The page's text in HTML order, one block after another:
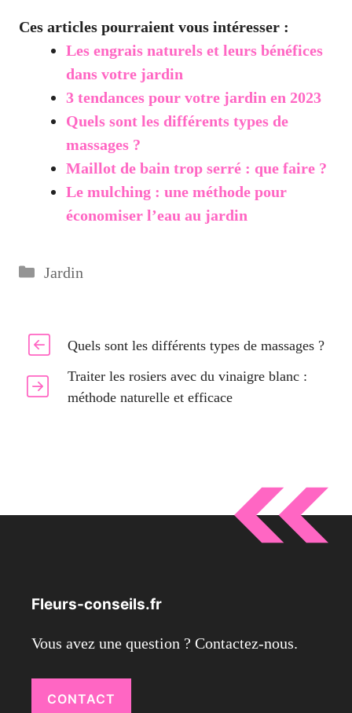
Ces articles pourraient vous intéresser :
Les engrais naturels et leurs bénéfices
dans votre jardin
3 tendances pour votre jardin en 2023
Quels sont les différents types de
massages ?
Maillot de bain trop serré : que faire ?
Le mulching : une méthode pour
économiser l’eau au jardin
Catégories
Jardin
Quels sont les différents types de massages ?
Traiter les rosiers avec du vinaigre blanc :
méthode naturelle et efficace
Fleurs-conseils.fr
Vous avez une question ? Contactez-nous.
CONTACT